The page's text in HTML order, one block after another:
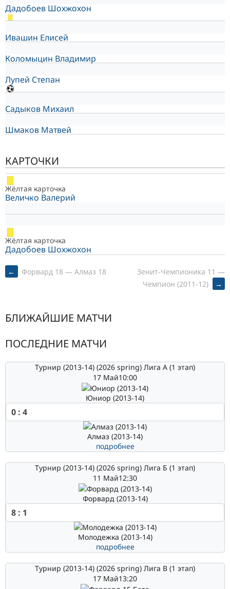
Дадобоев Шохжохон
Ивашин Елисей
Коломыцин Владимир
Лупей Степан
Садыков Михаил
Шмаков Матвей
КАРТОЧКИ
Жёлтая карточка
Величко Валерий
Жёлтая карточка
Дадобоев Шохжохон
POST
NAVIGATION
← Форвард 18 — Алмаз 18
Зенит-Чемпионика 11 —
Чемпион (2011-12)
→
БЛИЖАЙШИЕ МАТЧИ
ПОСЛЕДНИЕ МАТЧИ
Турнир (2013-14) (2026 spring) Лига А (1 этап)
17 Май10:00
Юниор (2013-14)
0 : 4
Алмаз (2013-14)
подробнее
Турнир (2013-14) (2026 spring) Лига Б (1 этап)
11 Май12:30
Форвард (2013-14)
8 : 1
Молодежка (2013-14)
подробнее
Турнир (2013-14) (2026 spring) Лига В (1 этап)
17 Май13:20